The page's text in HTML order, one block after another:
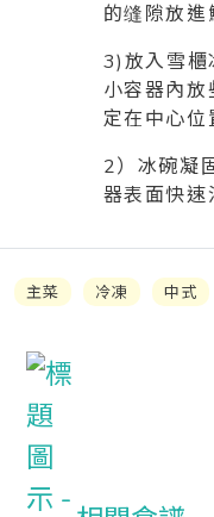
的缝隙放進
3)放入雪
小容器內
定在中心位
2）冰碗凝
器表面快速
主菜 冷凍 中式